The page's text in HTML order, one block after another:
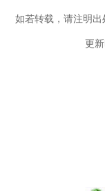
如若转载，请注明
更